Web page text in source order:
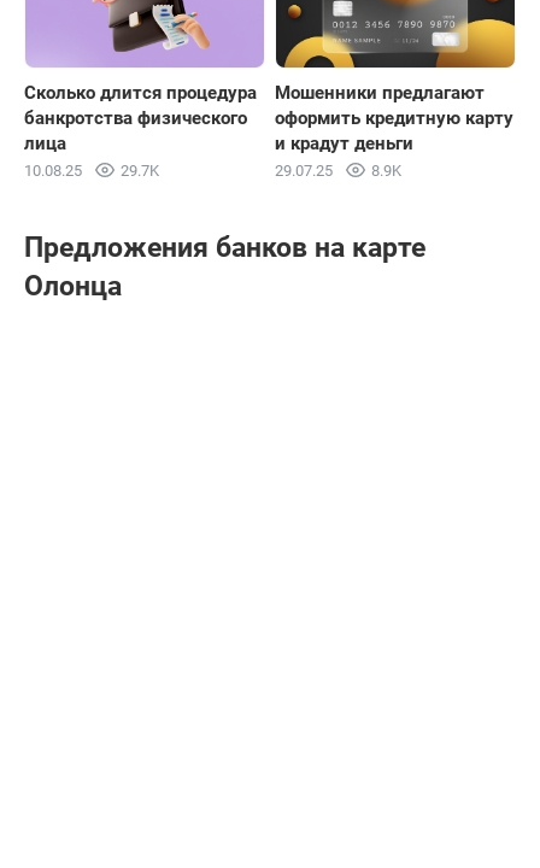
Сколько длится процедура
банкротства физического
лица
10.08.25 29.7K
Мошенники предлагают
оформить кредитную карту
и крадут деньги
29.07.25 8.9K
Предложения банков на карте
Олонца